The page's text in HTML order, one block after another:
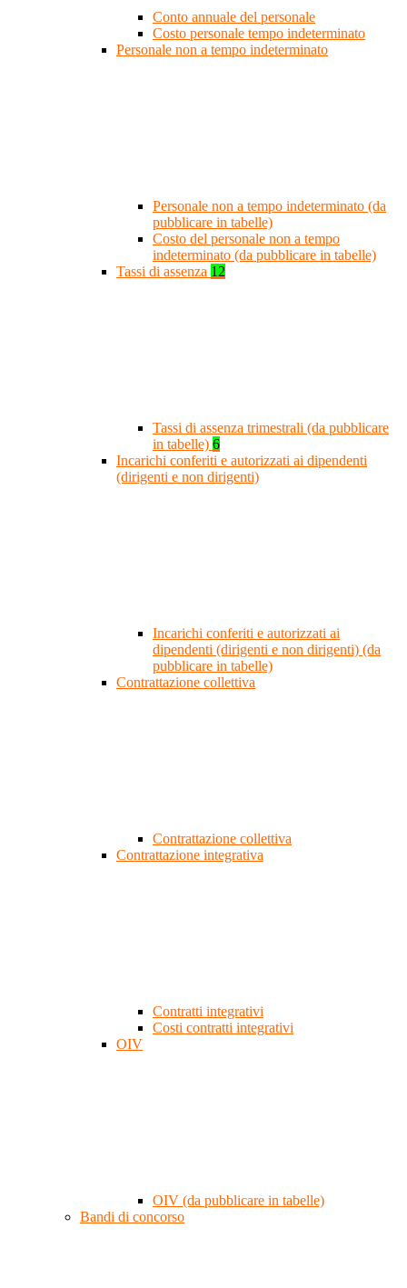
Conto annuale del personale
Costo personale tempo indeterminato
Personale non a tempo indeterminato
Personale non a tempo indeterminato (da
pubblicare in tabelle)
Costo del personale non a tempo
indeterminato (da pubblicare in tabelle)
Tassi di assenza 12
Tassi di assenza trimestrali (da pubblicare
in tabelle) 6
Incarichi conferiti e autorizzati ai dipendenti
(dirigenti e non dirigenti)
Incarichi conferiti e autorizzati ai
dipendenti (dirigenti e non dirigenti) (da
pubblicare in tabelle)
Contrattazione collettiva
Contrattazione collettiva
Contrattazione integrativa
Contratti integrativi
Costi contratti integrativi
OIV
OIV (da pubblicare in tabelle)
Bandi di concorso